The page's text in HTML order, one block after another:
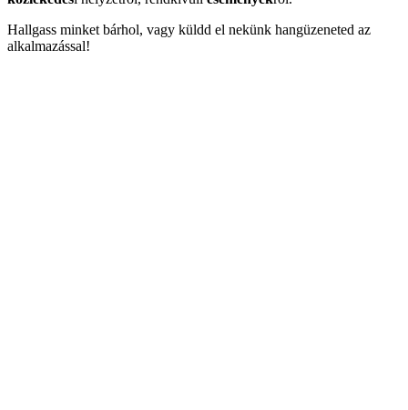
Hallgass minket bárhol, vagy küldd el nekünk hangüzeneted az
alkalmazással!